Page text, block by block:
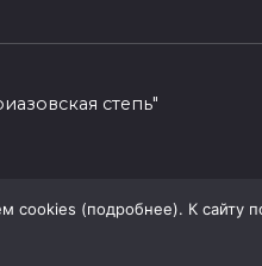
степь"
cookies (подробнее). К